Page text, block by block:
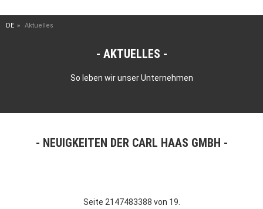
DE Aktuelles
AKTUELLES
So leben wir unser Unternehmen
NEUIGKEITEN DER CARL HAAS GMBH
Seite 2147483388 von 19.